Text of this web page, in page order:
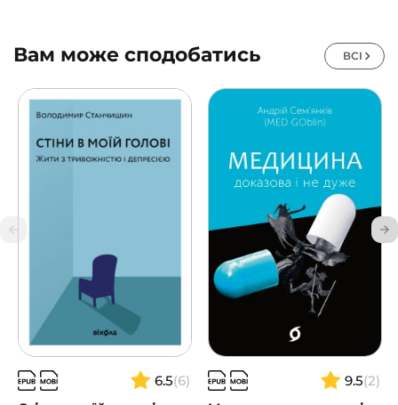
Вам може сподобатись ВСІ
6.5(6)
9.5(2)